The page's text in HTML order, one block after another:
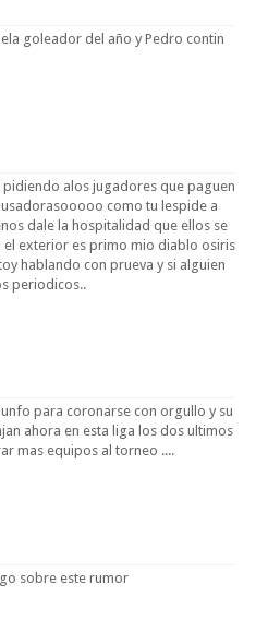
goleador del año y Pedro contin
alos jugadores que paguen
como tu lespide a
dale la hospitalidad que ellos se
el exterior es primo mio diablo osiris
hablando con prueva y si alguien
periodicos..
para coronarse con orgullo y su
ahora en esta liga los dos ultimos
mas equipos al torneo ....
sobre este rumor